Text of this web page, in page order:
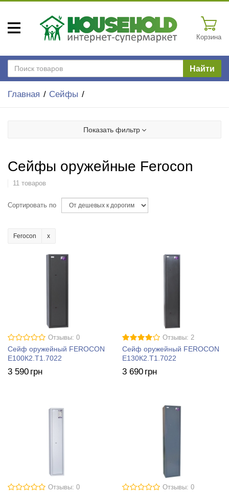
Корзина
Найти
Главная Сейфы
Показать фильтр
Сейфы оружейные Ferocon
11 товаров
Сортировать по
Ferocon
Отзывы: 0
Сейф оружейный FEROCON
Е100К2.Т1.7022
3 590 грн
Отзывы: 2
Сейф оружейный FEROCON
Е130К2.Т1.7022
3 690 грн
Отзывы: 0 Отзывы: 0